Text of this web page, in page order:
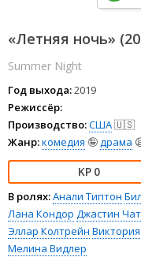
«Летняя ночь»
Summer Night
Год выхода:2019
Режиссёр:
Производство:США🇺🇸
Жанр:комедия 🤪драма
0
В ролях:Анали Типтон
Лана Кондор Джастин
Эллар Колтрейн
Мелина Видлер